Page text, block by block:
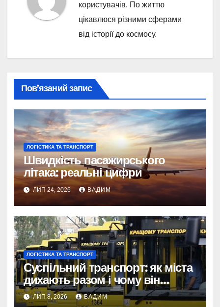
користувачів. По життю
цікавлюся різними сферами
від історії до космосу.
Пов’язаний запис
ЛОГІСТИКА ТА ТРАНСПОРТ
Швидкість пасажирського
літака: реальні цифри
ЛИП 24, 2026 ВАДИМ
ЛОГІСТИКА ТА ТРАНСПОРТ
Суспільний транспорт: як міста
дихають разом і чому він
змінює наше життя
ЛИП 8, 2026 ВАДИМ